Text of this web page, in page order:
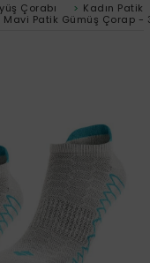
Çorabı > Kadın Patik
Mavi Patik Gümüş Çorap -